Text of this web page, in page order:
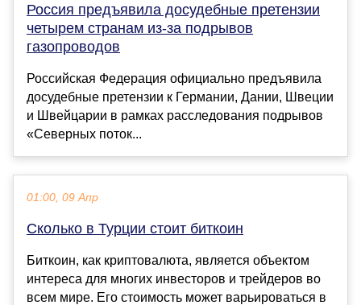
Россия предъявила досудебные претензии
четырем странам из-за подрывов
газопроводов
Российская Федерация официально предъявила
досудебные претензии к Германии, Дании, Швеции
и Швейцарии в рамках расследования подрывов
«Северных поток...
01:00, 09 Апр
Сколько в Турции стоит биткоин
Биткоин, как криптовалюта, является объектом
интереса для многих инвесторов и трейдеров во
всем мире. Его стоимость может варьироваться в